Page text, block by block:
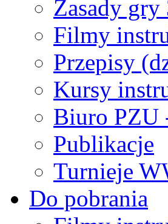
Zasady gry
Filmy
Przepisy
Kursy
Biuro PZU
Publikacje
Turnieje
Do pobrania